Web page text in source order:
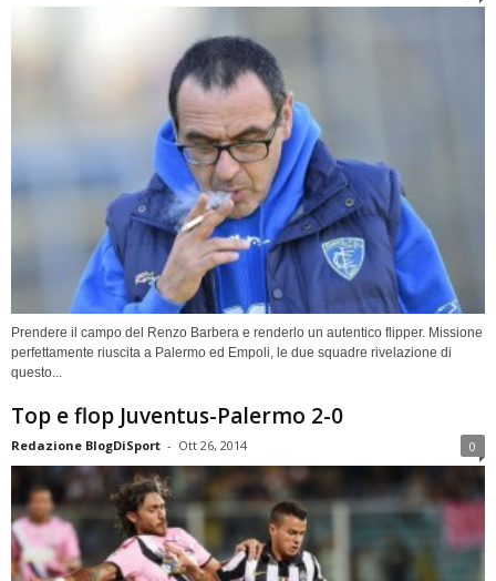
Prendere il campo del Renzo Barbera e renderlo un autentico flipper. Missione
perfettamente riuscita a Palermo ed Empoli, le due squadre rivelazione di
questo...
Top e flop Juventus-Palermo 2-0
Redazione BlogDiSport - Ott 26, 2014 0